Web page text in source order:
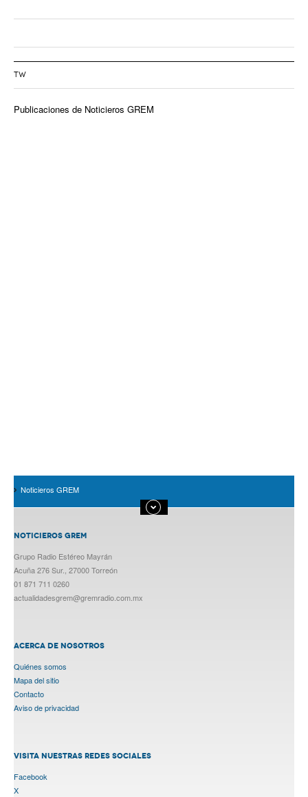
TW
Publicaciones de Noticieros GREM
Noticieros GREM
NOTICIEROS GREM
Grupo Radio Estéreo Mayrán
Acuña 276 Sur., 27000 Torreón
01 871 711 0260
actualidadesgrem@gremradio.com.mx
ACERCA DE NOSOTROS
Quiénes somos
Mapa del sitio
Contacto
Aviso de privacidad
VISITA NUESTRAS REDES SOCIALES
Facebook
X